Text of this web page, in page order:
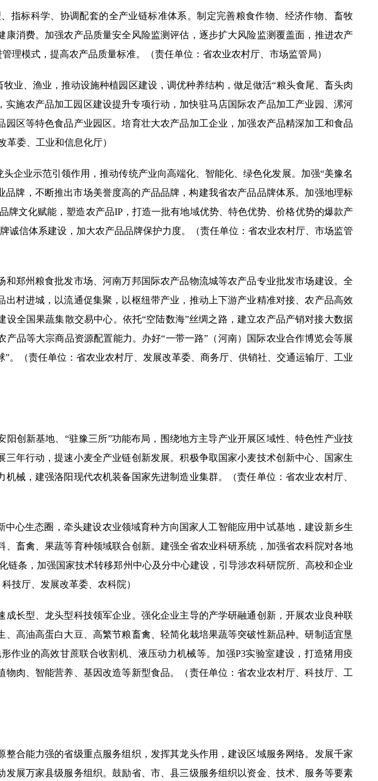
标科学、协调配套的全产业链标准体系。制定完善粮食作物、经济作物、畜牧
消费。加强农产品质量安全风险监测评估，逐步扩大风险监测覆盖面，推进农产
模式，提高农产品质量标准。（责任单位：省农业农村厅、市场监管局）
、渔业，推动设施种植园区建设，调优种养结构，做足做活“粮头食尾、畜头肉
施农产品加工园区建设提升专项行动，加快驻马店国际农产品加工产业园、漯河
区等特色食品产业园区。培育壮大农产品加工企业，加强农产品精深加工和食品
革委、工业和信息化厅）
业示范引领作用，推动传统产业向高端化、智能化、绿色化发展。加强“美豫名
品牌，不断推出市场美誉度高的产品品牌，构建我省农产品品牌体系。加强地理标
文化赋能，塑造农产品IP，打造一批有地域优势、特色优势、价格优势的爆款产
诚信体系建设，加大农产品品牌保护力度。（责任单位：省农业农村厅、市场监管
州粮食批发市场、河南万邦国际农产品物流城等农产品专业批发市场建设。全
村进城，以流通促集聚，以枢纽带产业，推动上下游产业精准对接、农产品高效
全国果蔬集散交易中心。依托“空陆数海”丝绸之路，建立农产品产销对接大数据
品等大宗商品资源配置能力。办好“一带一路”（河南）国际农业合作博览会等展
。（责任单位：省农业农村厅、发展改革委、商务厅、供销社、交通运输厅、工业
新基地、“驻豫三所”功能布局，围绕地方主导产业开展区域性、特色性产业技
年行动，提速小麦全产业链创新发展。积极争取国家小麦技术创新中心、国家生
械，建强洛阳现代农机装备国家先进制造业集群。（责任单位：省农业农村厅、
生态圈，牵头建设农业领域育种方向国家人工智能应用中试基地，建设新乡生
畜禽、果蔬等育种领域联合创新。建强全省农业科研系统，加强省农科院对各地
条，加强国家技术转移郑州中心及分中心建设，引导涉农科研院所、高校和企业
技厅、发展改革委、农科院）
型、龙头型科技领军企业。强化企业主导的产学研融通创新，开展农业良种联
高油高蛋白大豆、高繁节粮畜禽、轻简化栽培果蔬等突破性新品种。研制适宜垦
作业的高效甘蔗联合收割机、液压动力机械等。加强P3实验室建设，打造猪用疫
肉、智能营养、基因改造等新型食品。（责任单位：省农业农村厅、科技厅、工
能力强的省级重点服务组织，发挥其龙头作用，建设区域服务网络。发展千家
展万家县级服务组织。鼓励省、市、县三级服务组织以资金、技术、服务等要素